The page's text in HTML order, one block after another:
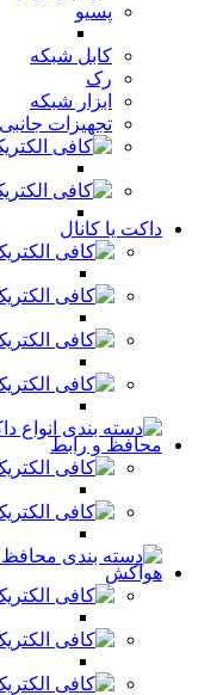
پسیو
کابل شبکه
رک
ابزار شبکه
تجهیزات
داکت یا کانال
محافظ و رابط
هواکش